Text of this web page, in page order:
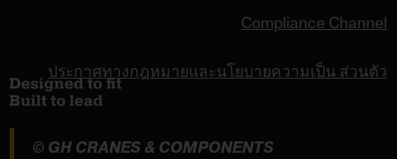
Compliance Channel
ประกาศทางกฎหมายและนโยบายความเป็น ส่วนตัว
© GH CRANES & COMPONENTS